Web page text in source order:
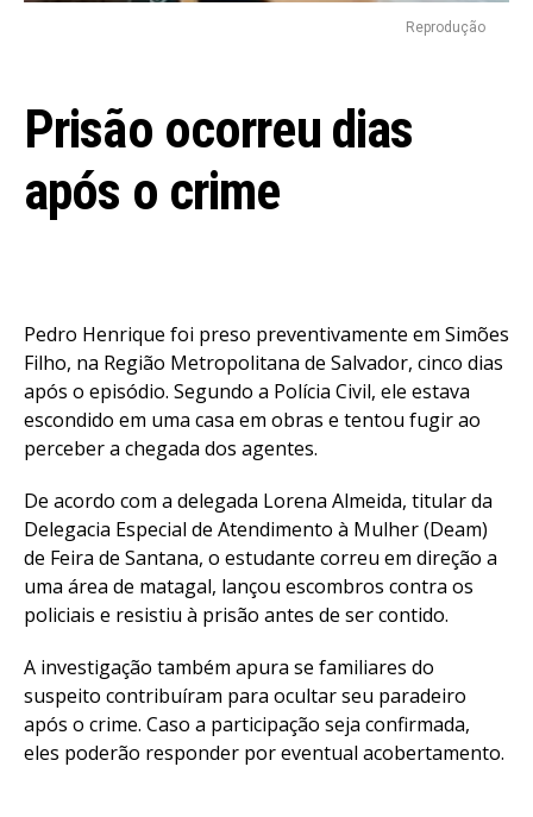
Reprodução
Prisão ocorreu dias
após o crime
Pedro Henrique foi preso preventivamente em Simões
Filho, na Região Metropolitana de Salvador, cinco dias
após o episódio. Segundo a Polícia Civil, ele estava
escondido em uma casa em obras e tentou fugir ao
perceber a chegada dos agentes.
De acordo com a delegada Lorena Almeida, titular da
Delegacia Especial de Atendimento à Mulher (Deam)
de Feira de Santana, o estudante correu em direção a
uma área de matagal, lançou escombros contra os
policiais e resistiu à prisão antes de ser contido.
A investigação também apura se familiares do
suspeito contribuíram para ocultar seu paradeiro
após o crime. Caso a participação seja confirmada,
eles poderão responder por eventual acobertamento.